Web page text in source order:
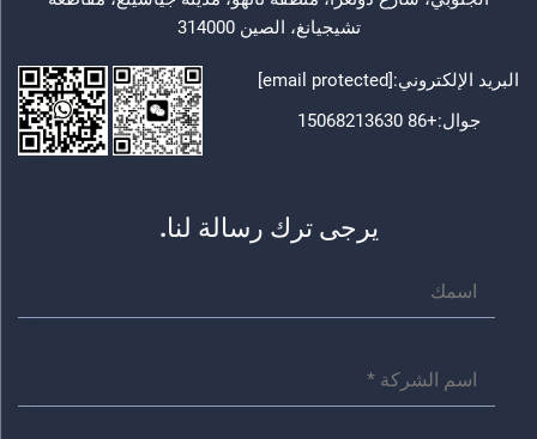
تشيجيانغ، الصين 314000
البريد الإلكتروني:[email protected]
جوال:+86 15068213630
يرجى ترك رسالة لنا.